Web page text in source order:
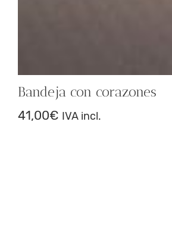
Bandeja con corazones
41,00€ IVA incl.